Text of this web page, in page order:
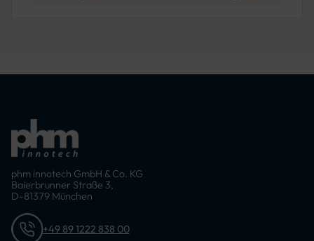
phm innotech GmbH & Co. KG
Baierbrunner Straße 3,
D-81379 München
+49 89 1222 838 00